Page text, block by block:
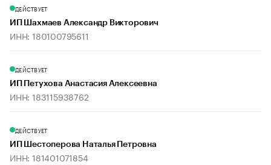
ДЕЙСТВУЕТ
ИП Шахмаев Александр Викторович
ИНН: 180100795611
ДЕЙСТВУЕТ
ИП Петухова Анастасия Алексеевна
ИНН: 183115938762
ДЕЙСТВУЕТ
ИП Шестоперова Наталья Петровна
ИНН: 181401071854